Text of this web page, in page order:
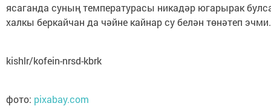
ясаганда суның температурасы никадәр югарырак
халкы беркайчан да чәйне кайнар су белән төнәтеп эчми.
kishlr/kofein-nrsd-kbrk
фото: pixabay.com